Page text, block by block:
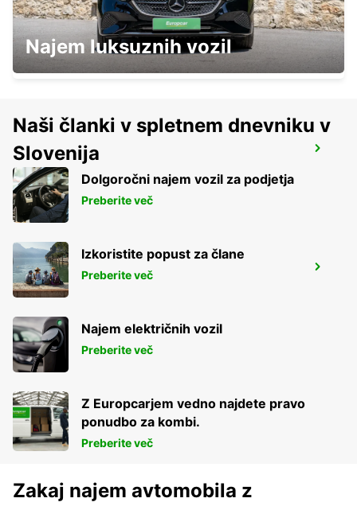
QUERETARO DOWNTOWN
QUERETARO - MEXICO
QUERETARO AIRPORT
QUERETARO - MEXICO
ZACATECAS AIRPORT
ZACATECAS - MEXICO
Najem luksuznih vozil
Naši članki v spletnem dnevniku v
Slovenija
Dolgoročni najem vozil za podjetja
Preberite več
Izkoristite popust za člane
Preberite več
Najem električnih vozil
Preberite več
Z Europcarjem vedno najdete pravo
ponudbo za kombi.
Preberite več
Zakaj najem avtomobila z